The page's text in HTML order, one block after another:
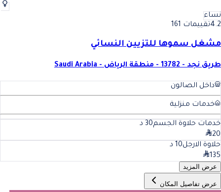
نساء
4.2تقييمات 161
مشغل سموها للتزيين النسائي
طريق نجد - 13782 - منطقة الرياض - Saudi Arabia
داخل الصالون
خدمات منزلية
خدمات حلاوة الجسم30 د
20
حلاوة الارجل10 د
135
عرض المزيد
عرض تفاصيل المكان